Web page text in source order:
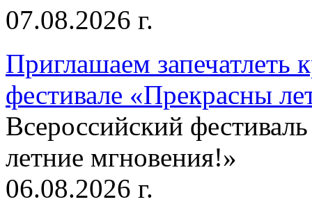
07.08.2026 г.
Приглашаем запечатлеть
фестивале «Прекрасны
Всероссийский
летние мгновения!»
06.08.2026 г.